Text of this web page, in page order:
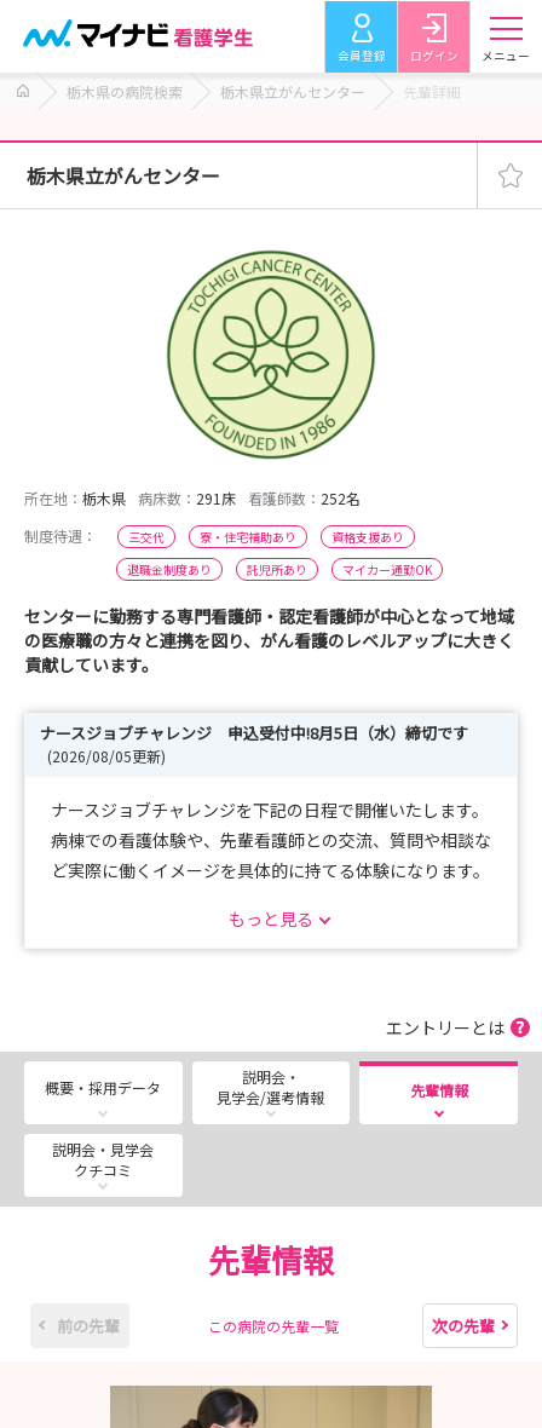
会員登録 ログイン メニュー
栃木県の病院検索 栃木県立がんセンター 先輩詳細
栃木県立がんセンター
所在地： 栃木県 病床数： 291床 看護師数： 252名
制度待遇：
三交代 寮・住宅補助あり
資格支援あり
退職金制度あり
託児所あり マイカー通勤OK
センターに勤務する専門看護師・認定看護師が中心となって地域
の医療職の方々と連携を図り、がん看護のレベルアップに大きく
貢献しています。
ナースジョブチャレンジ 申込受付中!8月5日（水）締切です
(2026/08/05更新)
ナースジョブチャレンジを下記の日程で開催いたします。
病棟での看護体験や、先輩看護師との交流、質問や相談な
ど実際に働くイメージを具体的に持てる体験になります。
【開催日程】※各回10名ずつ 9時～16時
第3回：8月19日（水）【応募締切：8月5日（水）】
当日はお弁当も出ます！
もっと見る
エントリーとは
概要・採用データ
説明会・
見学会/選考情報
先輩情報
説明会・見学会
クチコミ
先輩情報
前の先輩 この病院の先輩一覧 次の先輩